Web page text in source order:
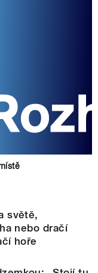
světě,
nebo dračí
hoře